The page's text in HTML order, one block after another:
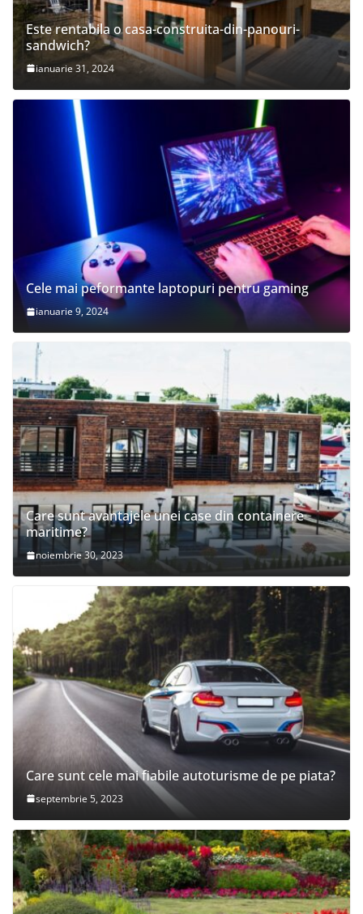
Este rentabila o casa-construita-din-panouri-
sandwich?
ianuarie 31, 2024
Cele mai peformante laptopuri pentru gaming
ianuarie 9, 2024
Care sunt avantajele unei case din containere
maritime?
noiembrie 30, 2023
Care sunt cele mai fiabile autoturisme de pe piata?
septembrie 5, 2023